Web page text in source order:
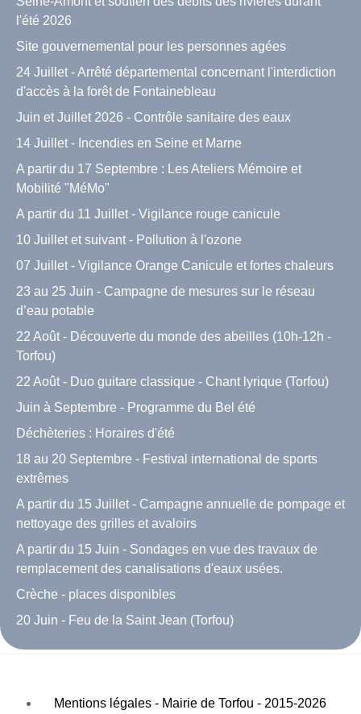
l'été 2026
Site gouvernemental pour les personnes agées
24 Juillet - Arrêté départemental concernant l'interdiction
d'accès à la forêt de Fontainebleau
Juin et Juillet 2026 - Contrôle sanitaire des eaux
14 Juillet - Incendies en Seine et Marne
A partir du 17 Septembre : Les Ateliers Mémoire et
Mobilité "MéMo"
A partir du 11 Juillet - Vigilance rouge canicule
10 Juillet et suivant - Pollution à l'ozone
07 Juillet - Vigilance Orange Canicule et fortes chaleurs
23 au 25 Juin - Campagne de mesures sur le réseau
d’eau potable
22 Août - Découverte du monde des abeilles (10h-12h -
Torfou)
22 Août - Duo guitare classique - Chant lyrique (Torfou)
Juin à Septembre - Programme du Bel été
Déchèteries : Horaires d'été
18 au 20 Septembre - Festival international de sports
extrêmes
A partir du 15 Juillet - Campagne annuelle de pompage et
nettoyage des grilles et avaloirs
A partir du 15 Juin - Sondages en vue des travaux de
remplacement des canalisations d'eaux usées.
Crèche - places disponibles
20 Juin - Feu de la Saint Jean (Torfou)
Mentions légales - Mairie de Torfou - 2015-2026